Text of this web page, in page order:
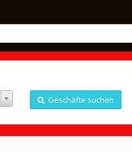
Geschäfte suchen